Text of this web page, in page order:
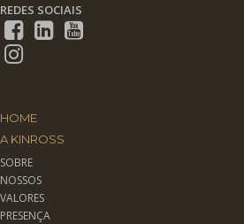
REDES SOCIAIS
HOME
A KINROSS
SOBRE
NOSSOS
VALORES
PRESENÇA